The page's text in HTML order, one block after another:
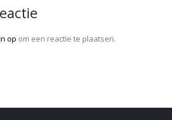
op om een reactie te plaatsen.